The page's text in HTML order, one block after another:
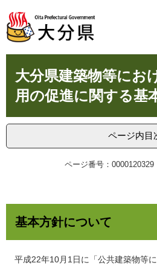
ジ
先
ュ
を
本
へ
大分県建築物等にお
用の促進に関する基
ページ内目
ページ番号：0000120329
基本方針について
平成22年10月1日に「公共建築物等